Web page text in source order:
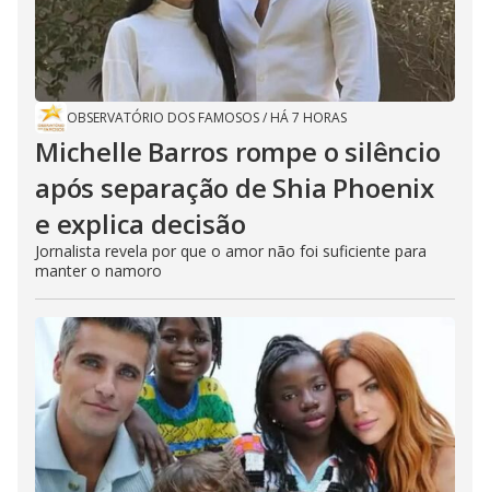
OBSERVATÓRIO DOS FAMOSOS/ HÁ 7 HORAS
Michelle Barros rompe o silêncio
após separação de Shia Phoenix
e explica decisão
Jornalista revela por que o amor não foi suficiente para
manter o namoro